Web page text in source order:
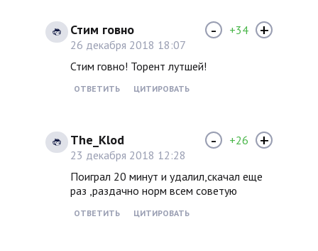
Стим говно
26 декабря 2018 18:07
Стим говно! Торент лутшей!
ОТВЕТИТЬ ЦИТИРОВАТЬ
- +34 +
The_Klod
23 декабря 2018 12:28
Поиграл 20 минут и удалил,скачал еще
раз ,раздачно норм всем советую
ОТВЕТИТЬ ЦИТИРОВАТЬ
- +26 +